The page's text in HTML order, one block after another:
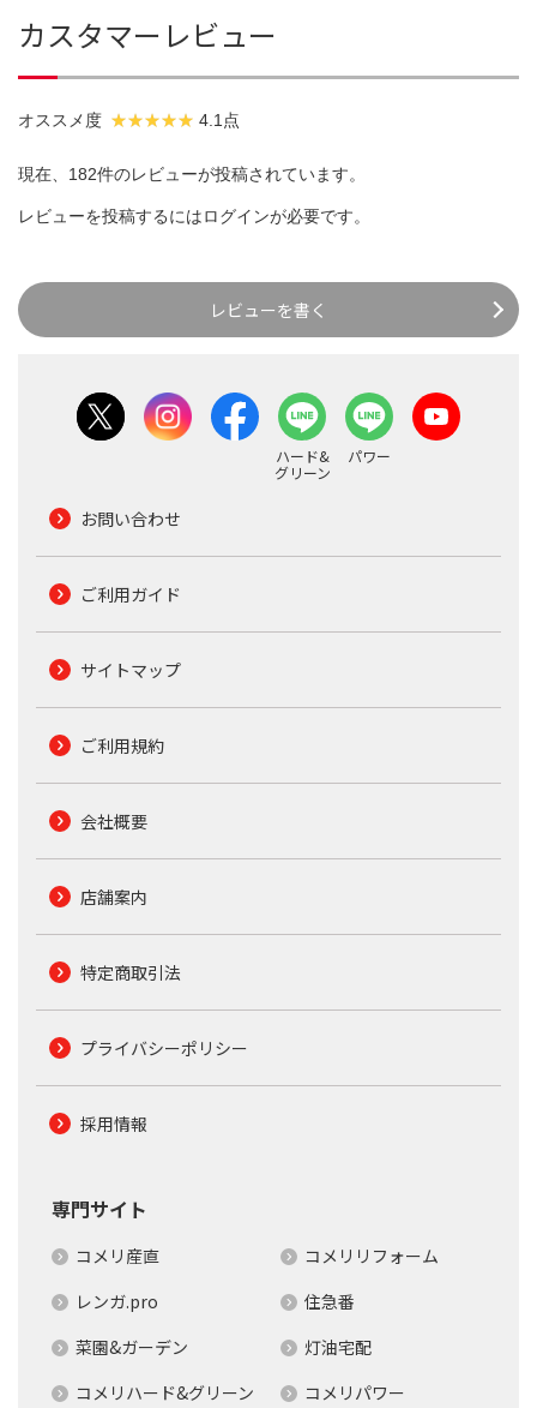
カスタマーレビュー
オススメ度 4.1点
現在、182件のレビューが投稿されています。
レビューを投稿するにはログインが必要です。
レビューを書く
ハード&
グリーン
パワー
お問い合わせ
ご利用ガイド
サイトマップ
ご利用規約
会社概要
店舗案内
特定商取引法
プライバシーポリシー
採用情報
専門サイト
コメリ産直
コメリリフォーム
レンガ.pro
住急番
菜園&ガーデン
灯油宅配
コメリハード&グリーン
コメリパワー